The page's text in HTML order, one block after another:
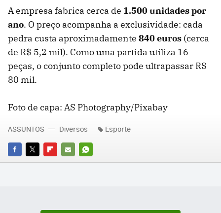
A empresa fabrica cerca de 1.500 unidades por
ano. O preço acompanha a exclusividade: cada
pedra custa aproximadamente 840 euros (cerca
de R$ 5,2 mil). Como uma partida utiliza 16
peças, o conjunto completo pode ultrapassar R$
80 mil.
Foto de capa: AS Photography/Pixabay
FACEBOOK
TWITTERFLIPBOARD
E-
WHATSAPP
ASSUNTOS Diversos Esporte